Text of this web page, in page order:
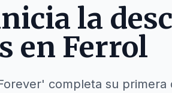
la
en Ferrol
completa su